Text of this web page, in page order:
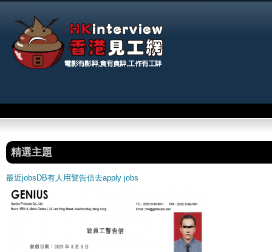
精選主題
最近jobsDB有人用警告信去apply jobs